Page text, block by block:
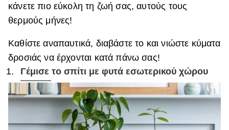
Χωρίς Ταμπέλες
Women's Forum
Hautes Grecians
κάνετε πιο εύκολη τη ζωή σας, αυτούς τους
θερμούς μήνες!
Καθίστε αναπαυτικά, διαβάστε το και νιώστε κύματα
δροσιάς να έρχονται κατά πάνω σας!
Γέμισε το σπίτι με φυτά εσωτερικού χώρου